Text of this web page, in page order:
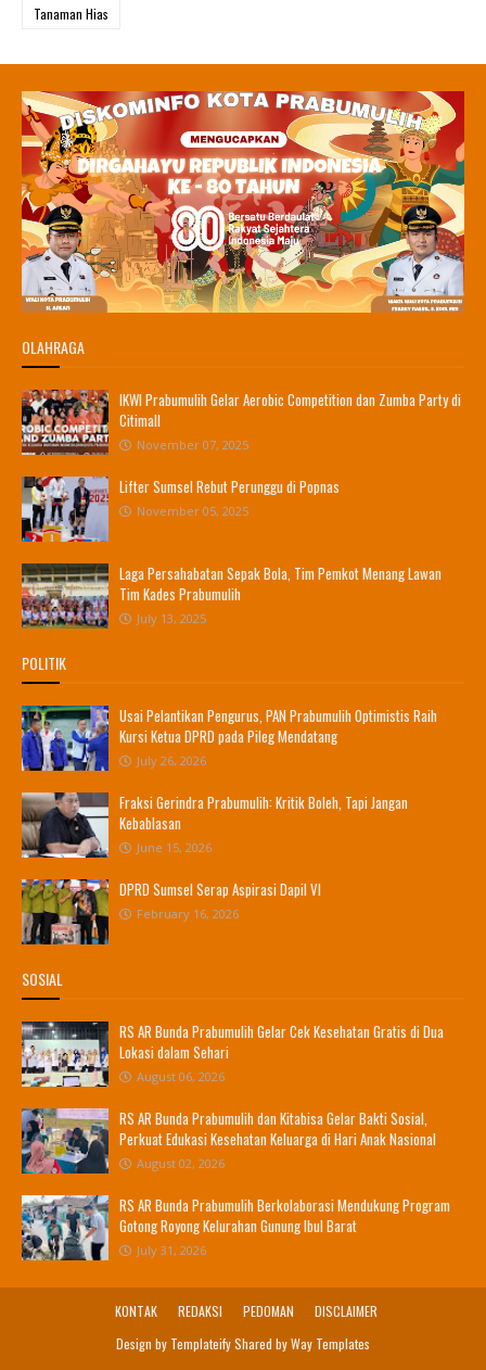
Tanaman Hias
OLAHRAGA
IKWI Prabumulih Gelar Aerobic Competition dan Zumba Party di
Citimall
November 07, 2025
Lifter Sumsel Rebut Perunggu di Popnas
November 05, 2025
Laga Persahabatan Sepak Bola, Tim Pemkot Menang Lawan
Tim Kades Prabumulih
July 13, 2025
POLITIK
Usai Pelantikan Pengurus, PAN Prabumulih Optimistis Raih
Kursi Ketua DPRD pada Pileg Mendatang
July 26, 2026
Fraksi Gerindra Prabumulih: Kritik Boleh, Tapi Jangan
Kebablasan
June 15, 2026
DPRD Sumsel Serap Aspirasi Dapil VI
February 16, 2026
SOSIAL
RS AR Bunda Prabumulih Gelar Cek Kesehatan Gratis di Dua
Lokasi dalam Sehari
August 06, 2026
RS AR Bunda Prabumulih dan Kitabisa Gelar Bakti Sosial,
Perkuat Edukasi Kesehatan Keluarga di Hari Anak Nasional
August 02, 2026
RS AR Bunda Prabumulih Berkolaborasi Mendukung Program
Gotong Royong Kelurahan Gunung Ibul Barat
July 31, 2026
KONTAK REDAKSI PEDOMAN
DISCLAIMER
Design by TemplateifyShared byWay Templates